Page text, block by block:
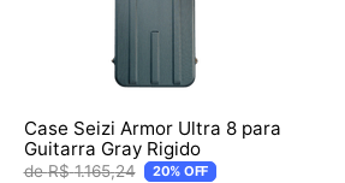
Case Seizi Armor Ultra 8 para
Guitarra Gray Rigido
R$ 1.165,24 20% OFF